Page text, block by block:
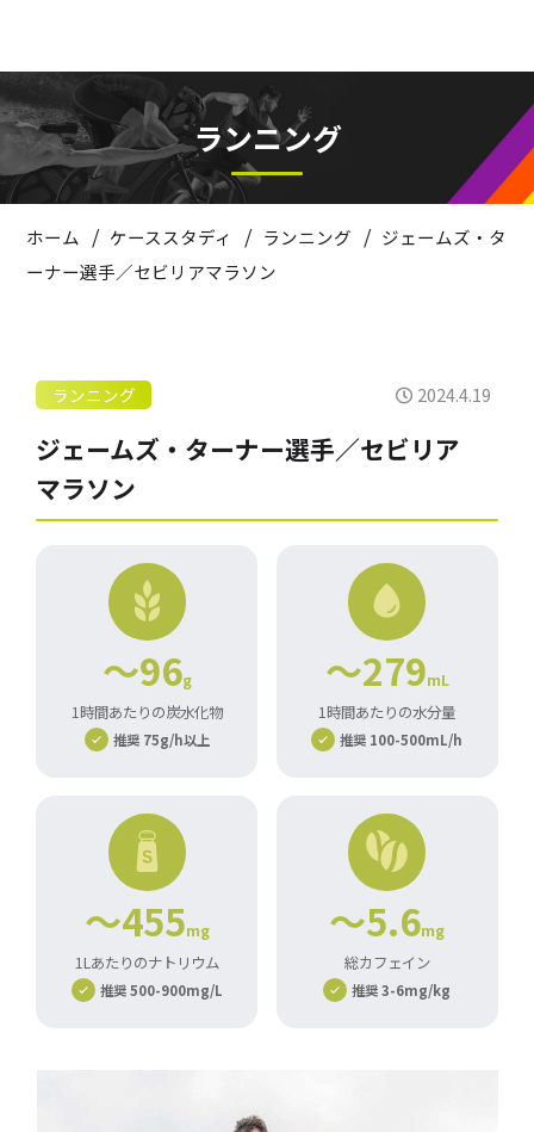
ランニング
ホーム / ケーススタディ / ランニング / ジェームズ・タ
ーナー選手／セビリアマラソン
ランニング 2024.4.19
ジェームズ・ターナー選手／セビリア
マラソン
～96g
1時間あたりの炭水化物
推奨 75g/h以上
～279mL
1時間あたりの水分量
推奨 100-500mL/h
～455mg
1Lあたりのナトリウム
推奨 500-900mg/L
～5.6mg
総カフェイン
推奨 3-6mg/kg